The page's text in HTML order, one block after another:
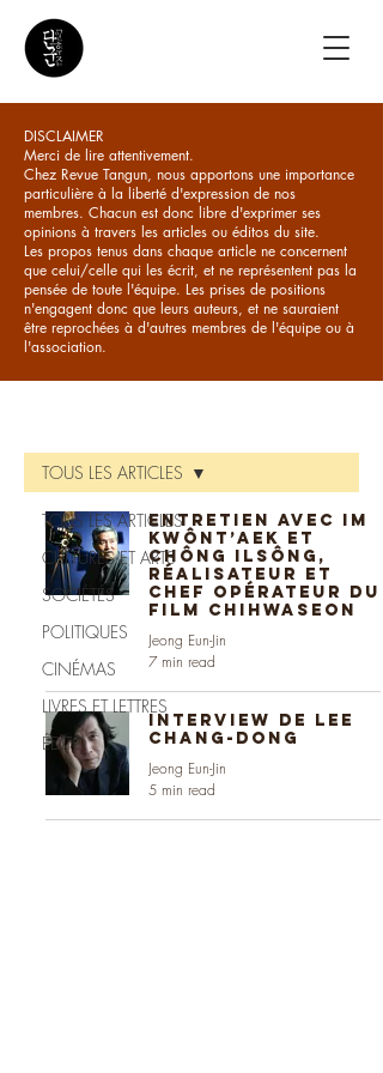
DISCLAIMER
Merci de lire attentivement.
Chez Revue Tangun, nous apportons une importance
particulière à la liberté d'expression de nos
membres. Chacun est donc libre d'exprimer ses
opinions à travers les articles ou éditos du site.
Les propos tenus dans chaque article ne concernent
que celui/celle qui les écrit, et ne représentent pas la
pensée de toute l'équipe. Les prises de positions
n'engagent donc que leurs auteurs, et ne sauraient
être reprochées à d'autres membres de l'équipe ou à
l'association.
TOUS LES ARTICLES
CULTURES ET ARTS
SOCIÉTÉS
POLITIQUES
CINÉMAS
LIVRES ET LETTRES
ÉDITO
TOUS LES ARTICLES
Entretien avec Im
Kwônt’aek et
Chông Ilsông,
réalisateur et
chef opérateur du
film Chihwaseon
Jeong Eun-Jin
7 min read
Interview de Lee
Chang-dong
Jeong Eun-Jin
5 min read